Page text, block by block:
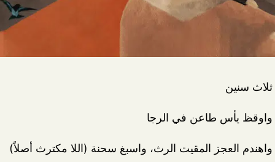
ثلاث سنين
واوقظ يأس طاعن في الرجا
واهندم العجز المقيت الرث، واسبغ سحنة (اللا مكترث أصلاً)